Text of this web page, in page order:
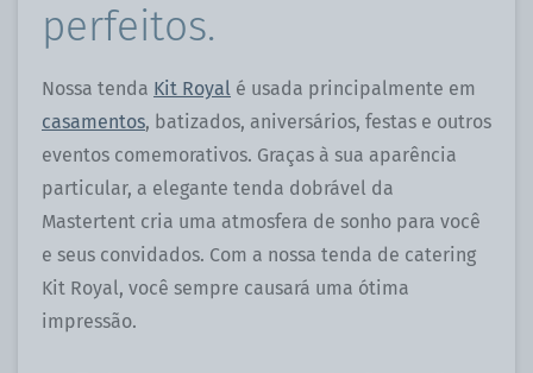
perfeitos.
Nossa tenda Kit Royal é usada principalmente em
casamentos, batizados, aniversários, festas e outros
eventos comemorativos. Graças à sua aparência
particular, a elegante tenda dobrável da
Mastertent cria uma atmosfera de sonho para você
e seus convidados. Com a nossa tenda de catering
Kit Royal, você sempre causará uma ótima
impressão.